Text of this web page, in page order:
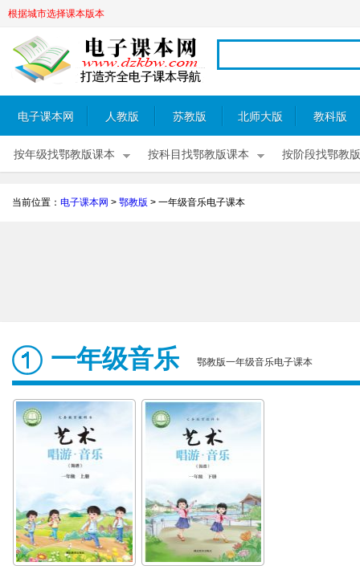
根据城市选择课本版本
电子课本网 人教版 苏教版 北师大版 教科版
按年级找鄂教版课本 按科目找鄂教版课本 按阶段找鄂教
当前位置： 电子课本网 > 鄂教版 > 一年级音乐电子课本
一年级音乐 鄂教版一年级音乐电子课本